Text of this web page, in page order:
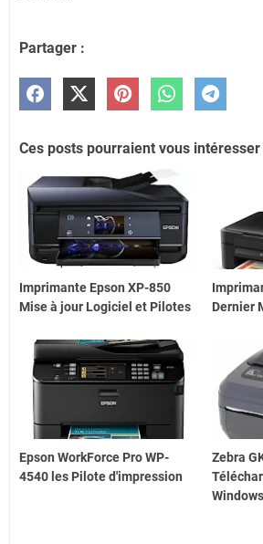
Partager :
Ces posts pourraient vous intéresser
Imprimante Epson XP-850
Mise à jour Logiciel et Pilotes
Dernier
Epson WorkForce Pro WP-
4540 les Pilote d'impression
Zebra
Windows